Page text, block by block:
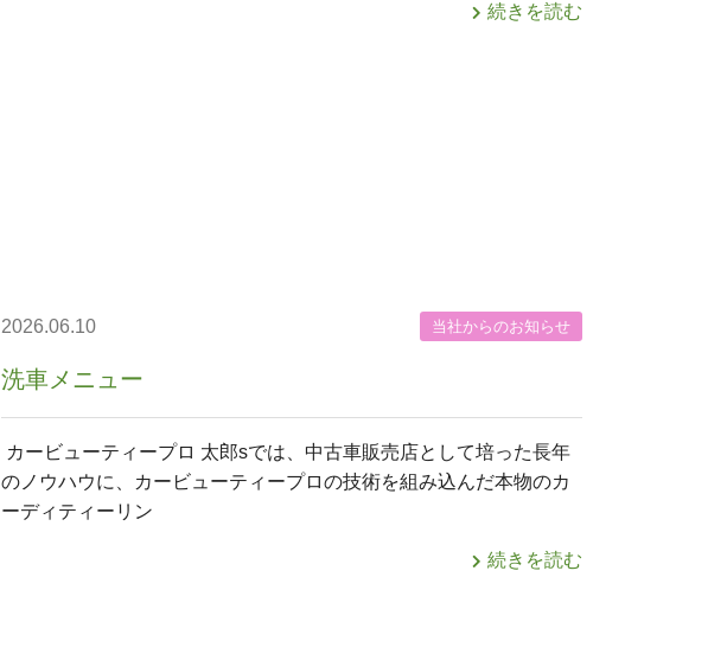
続きを読む
洗車メニュー
2026.06.10 当社からのお知らせ
カービューティープロ 太郎sでは、中古車販売店として培った長年
のノウハウに、カービューティープロの技術を組み込んだ本物のカ
ーディティーリン
続きを読む